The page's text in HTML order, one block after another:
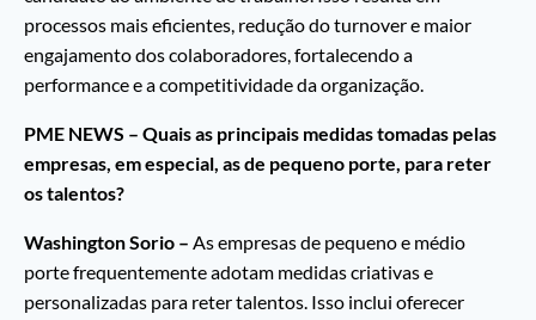
processos mais eficientes, redução do turnover e maior
engajamento dos colaboradores, fortalecendo a
performance e a competitividade da organização.
PME NEWS – Quais as principais medidas tomadas pelas
empresas, em especial, as de pequeno porte, para reter
os talentos?
Washington Sorio – As empresas de pequeno e médio
porte frequentemente adotam medidas criativas e
personalizadas para reter talentos. Isso inclui oferecer